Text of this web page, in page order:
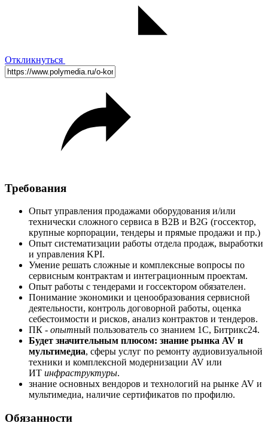
Откликнуться
Требования
Опыт управления продажами оборудования и/или
технически сложного сервиса в В2В и B2G (госсектор,
крупные корпорации, тендеры и прямые продажи и пр.)
Опыт систематизации работы отдела продаж, выработки
и управления KPI.
Умение решать сложные и комплексные вопросы по
сервисным контрактам и интеграционным проектам.
Опыт работы с тендерами и госсектором обязателен.
Понимание экономики и ценообразования сервисной
деятельности, контроль договорной работы, оценка
себестоимости и рисков, анализ контрактов и тендеров.
ПК - опытный пользователь со знанием 1С, Битрикс24.
Будет значительным плюсом: знание рынка AV и
мультимедиа, сферы услуг по ремонту аудиовизуальной
техники и комплексной модернизации AV или
ИТ инфраструктуры.
знание основных вендоров и технологий на рынке AV и
мультимедиа, наличие сертификатов по профилю.
Обязанности